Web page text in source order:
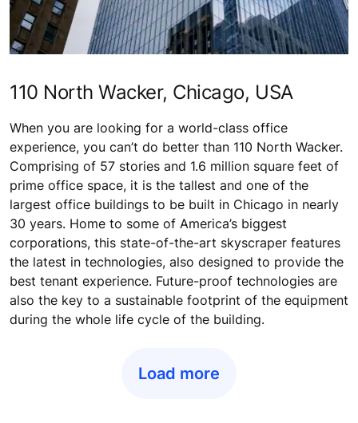
110 North Wacker, Chicago, USA
When you are looking for a world-class office
experience, you can’t do better than 110 North Wacker.
Comprising of 57 stories and 1.6 million square feet of
prime office space, it is the tallest and one of the
largest office buildings to be built in Chicago in nearly
30 years. Home to some of America’s biggest
corporations, this state-of-the-art skyscraper features
the latest in technologies, also designed to provide the
best tenant experience. Future-proof technologies are
also the key to a sustainable footprint of the equipment
during the whole life cycle of the building.
Load more